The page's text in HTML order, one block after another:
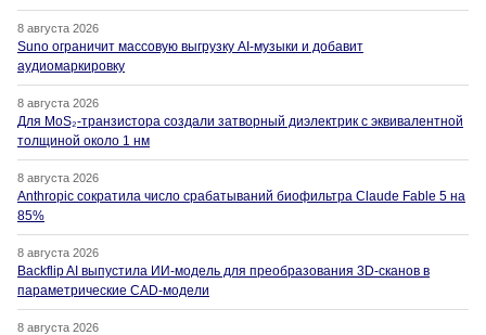
8 августа 2026
Suno ограничит массовую выгрузку AI-музыки и добавит
аудиомаркировку
8 августа 2026
Для MoS₂-транзистора создали затворный диэлектрик с эквивалентной
толщиной около 1 нм
8 августа 2026
Anthropic сократила число срабатываний биофильтра Claude Fable 5 на
85%
8 августа 2026
Backflip AI выпустила ИИ-модель для преобразования 3D-сканов в
параметрические CAD-модели
8 августа 2026